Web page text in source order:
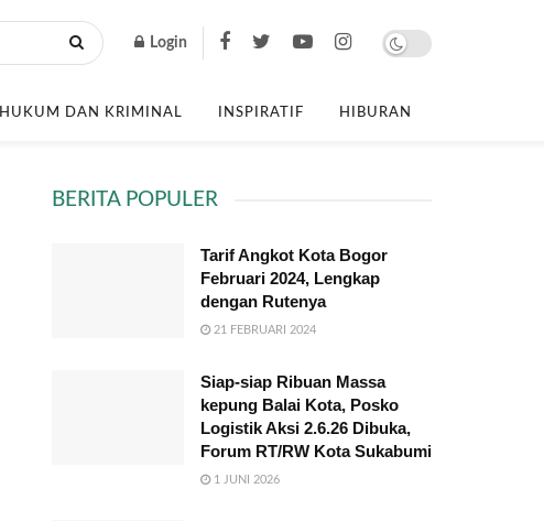
Login
HUKUM DAN KRIMINAL INSPIRATIF HIBURAN
BERITA POPULER
Tarif Angkot Kota Bogor
Februari 2024, Lengkap
dengan Rutenya
21 FEBRUARI 2024
Siap-siap Ribuan Massa
kepung Balai Kota, Posko
Logistik Aksi 2.6.26 Dibuka,
Forum RT/RW Kota Sukabumi
1 JUNI 2026